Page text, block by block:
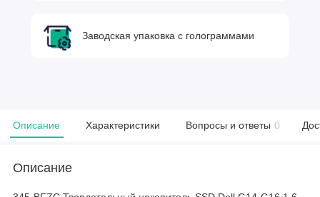
Заводская упаковка с голограммами
Описание Характеристики Вопросы и ответы 0
Описание